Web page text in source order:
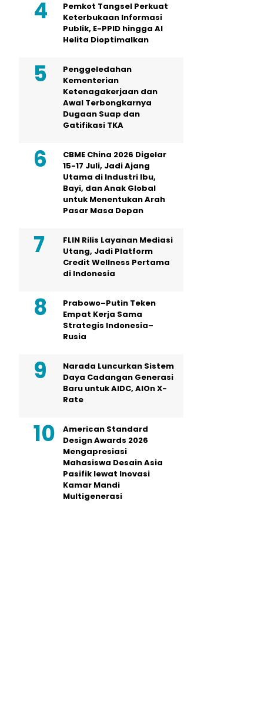
Pemkot Tangsel Perkuat
Keterbukaan Informasi
Publik, E-PPID hingga AI
Helita Dioptimalkan
Penggeledahan
Kementerian
Ketenagakerjaan dan
Awal Terbongkarnya
Dugaan Suap dan
Gatifikasi TKA
CBME China 2026 Digelar
15-17 Juli, Jadi Ajang
Utama di Industri Ibu,
Bayi, dan Anak Global
untuk Menentukan Arah
Pasar Masa Depan
FLIN Rilis Layanan Mediasi
Utang, Jadi Platform
Credit Wellness Pertama
di Indonesia
Prabowo–Putin Teken
Empat Kerja Sama
Strategis Indonesia–
Rusia
Narada Luncurkan Sistem
Daya Cadangan Generasi
Baru untuk AIDC, AIOn X-
Rate
American Standard
Design Awards 2026
Mengapresiasi
Mahasiswa Desain Asia
Pasifik lewat Inovasi
Kamar Mandi
Multigenerasi